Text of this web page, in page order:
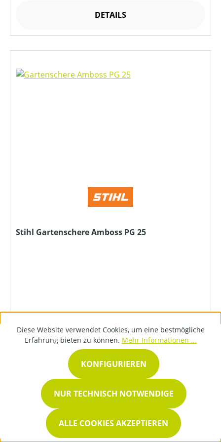
DETAILS
Stihl Gartenschere Amboss PG 25
38,20 €*
Diese Website verwendet Cookies, um eine bestmögliche
Erfahrung bieten zu können. Mehr Informationen ...
NUR TECHNISCH NOTWENDIGE
KONFIGURIEREN
ALLE COOKIES AKZEPTIEREN